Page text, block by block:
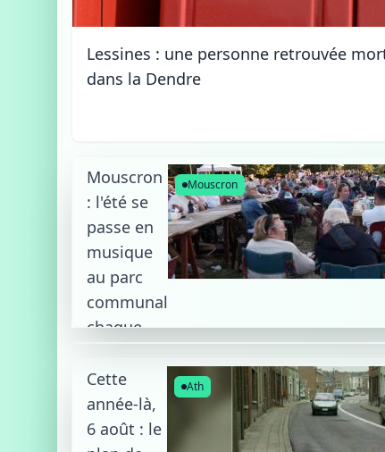
Lessines : une personne retrouvée
dans la Dendre
Mouscron
: l'été se
passe en
musique
au parc
communal
chaque
Mouscron
Cette
année-là,
6 août : le
Ath